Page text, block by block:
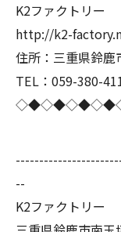
K2ファクトリー
http://k2-
住所：三重県鈴
TEL：059-380-
--
K2ファクトリー